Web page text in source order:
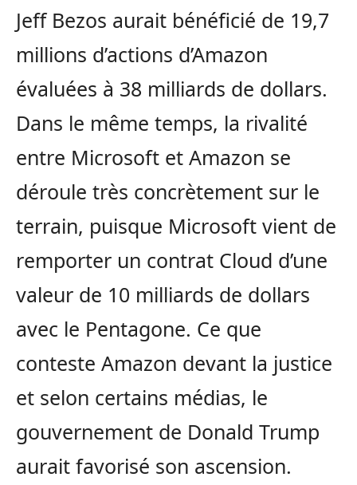
Jeff Bezos aurait bénéficié de 19,7
millions d’actions d’Amazon
évaluées à 38 milliards de dollars.
Dans le même temps, la rivalité
entre Microsoft et Amazon se
déroule très concrètement sur le
terrain, puisque Microsoft vient de
remporter un contrat Cloud d’une
valeur de 10 milliards de dollars
avec le Pentagone. Ce que
conteste Amazon devant la justice
et selon certains médias, le
gouvernement de Donald Trump
aurait favorisé son ascension.